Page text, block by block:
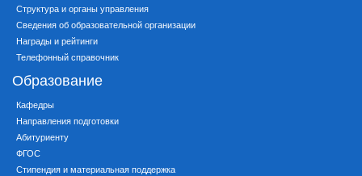
Структура и органы управления
Сведения об образовательной организации
Награды и рейтинги
Телефонный справочник
Образование
Кафедры
Направления подготовки
Абитуриенту
ФГОС
Стипендия и материальная поддержка